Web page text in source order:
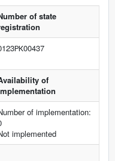
of state
of
of implementation:
implemented